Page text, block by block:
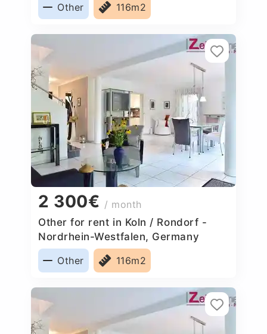
Other
116m2
2 300€ / month
Other for rent in Koln / Rondorf -
Nordrhein-Westfalen, Germany
Other
116m2